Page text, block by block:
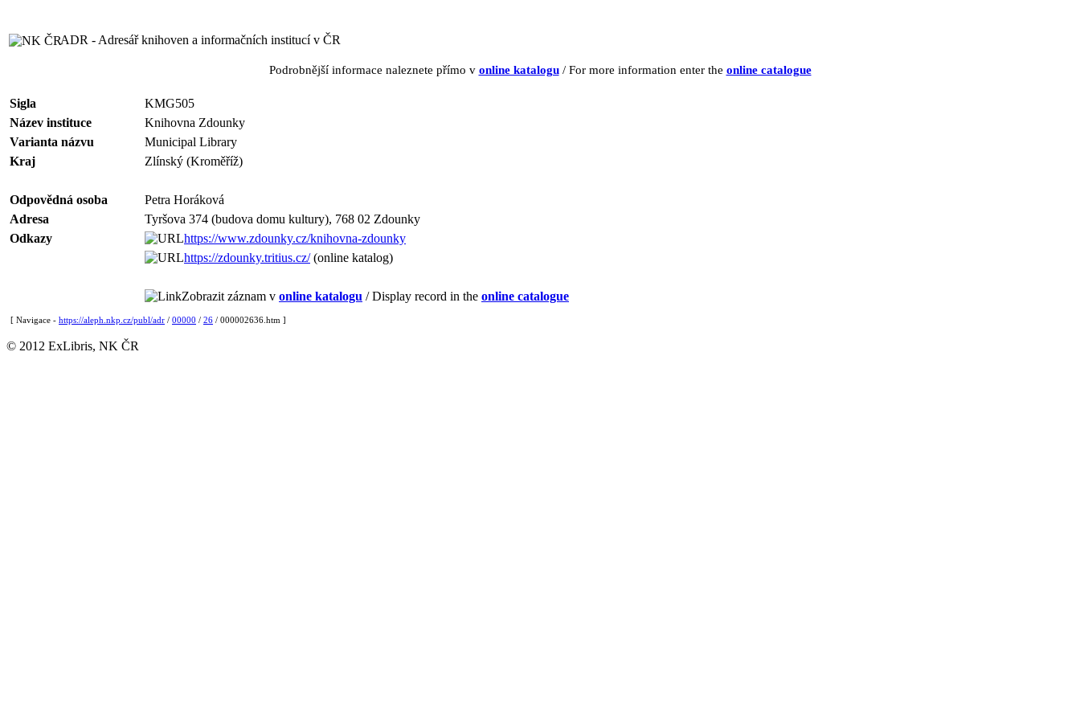
ADR - Adresář knihoven a informačních institucí v ČR
Podrobnější informace naleznete přímo v online katalogu/ For more information enter the online catalogue
Sigla
KMG505
Název instituce
Knihovna Zdounky
Varianta názvu
Municipal Library
Kraj
Zlínský (Kroměříž)
Odpovědná osoba
Petra Horáková
Adresa
Tyršova 374 (budova domu kultury), 768 02 Zdounky
Odkazy
https://www.zdounky.cz/knihovna-zdounky
https://zdounky.tritius.cz/(online katalog)
Zobrazit záznam v online katalogu / Display record in the online catalogue
[ Navigace - https://aleph.nkp.cz/publ/adr / 00000 / 26 / 000002636.htm ]
© 2012 ExLibris, NK ČR